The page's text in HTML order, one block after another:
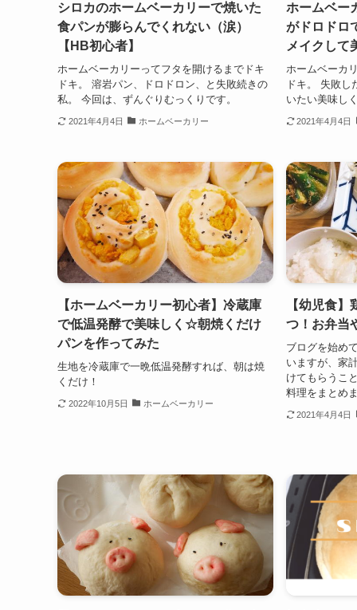
シロカのホームベーカリーで焼いた
食パンが膨らんでくれない（涙）
【HB初心者】
ホームベーカリーってフタを開けるまでドキ
ドキ。 溶岩パン、ドロドロン、と失敗続きの
私。 今回は、ずんぐりむっくりです。
2021年4月4日 ホームベーカリー
ホームベー
がドロドロ
メイクして
ホームベーカ
ドキ。 失敗し
いたい美味し
2021年4月4日
【ホームベーカリー初心者】冷蔵庫
で低温発酵で美味しく☆朝焼くだけ
パンを作ってみた
生地を冷蔵庫で一晩低温発酵すれば、朝は焼
くだけ！
2022年10月5日 ホームベーカリー
【幼児食
つ！お弁当
ブログを始め
いますが、家
けてもらうこ
料理をまとめ
2021年4月4日